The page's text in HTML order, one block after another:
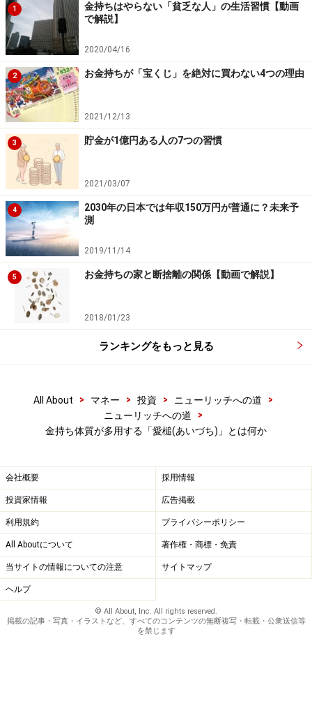
「どう反応すればいいかわからない」という人には、
「ハヒフヘホで相槌を打て」という昔ながらの教訓が役
にたちます。
「はあ～っ、素敵ですね～！」
「ひいっ、それは怖いですね！」
「ふうん、なるほどね！」
「へえー、それはすごいですね！」
「ほーっ！大したものですね！」
これでたいていの相手は自分から木に登ってくれます。
返答に困ったら「ハヒフヘホ」と覚えておくとよいでし
ょう。（ただし、目上の人には「ふうん」は多様しない
ほうがいいですが）
あるいは、口下手な人に有効な方法に、「オウム返し」
相槌があります。
「皇居でホタルを見たんですよ」と言われれば、同じセ
リフを繰り返すだけ。
「部長にケツをまくってやったんですよ！」と言われれ
ば、オウム返しで、
「えっ、部長にケツをまくった！」とやる。
「そうしたら…？」
相手は「自分の話をよく聞いてくれている」「自分の話
を肯定してくれている」と映ります。ただし、あまりや
り過ぎると小バカにしている印象をあたえる可能性もあ
るため、適宜ほかの相槌とうまく組み合わせるのがよい
でしょう。
「それで稼げる人間になれるかどうかなんて、単純過ぎ
1
金持ちはやらない「貧乏な人」の生活習慣【動画
で解説】
2020/04/16
2 お金持ちが「宝くじ」を絶対に買わない4つの理由
2021/12/13
3 貯金が1億円ある人の7つの習慣
2021/03/07
4
2030年の日本では年収150万円が普通に？未来予
測
2019/11/14
5 お金持ちの家と断捨離の関係【動画で解説】
2018/01/23
ランキングをもっと見る
All About > マネー > 投資 > ニューリッチへの道
>
ニューリッチへの道
>
金持ち体質が多用する「愛槌(あいづち)」とは何か
会社概要 採用情報
投資家情報 広告掲載
利用規約 プライバシーポリシー
All Aboutについて 著作権・商標・免責
当サイトの情報についての注意 サイトマップ
ヘルプ
© All About, Inc. All rights reserved.
掲載の記事・写真・イラストなど、すべてのコンテンツの無断複写・転載・公衆送信等
を禁じます